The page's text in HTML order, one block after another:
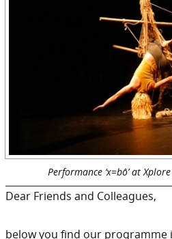
Performance ‘x=bô’ at
Dear Friends and Colleagues,
below you find our programme